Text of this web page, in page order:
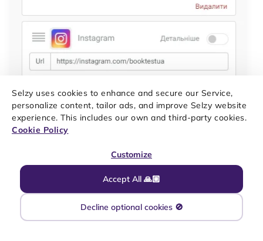
Selzy uses cookies to enhance and secure our Service,
personalize content, tailor ads, and improve Selzy website
experience. This includes our own and third-party cookies.
Cookie Policy
Accept All 🙏🏼
Customize
Decline optional cookies 🚫
Далі змінюємо інтервал іконок.
Також на цій сторінці можна налаштувати вирівнювання та
відступи, але ми залишимо поточні значення.